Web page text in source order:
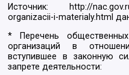
Источник:
http://
organizacii-i-materialy.html
* Перечень
организаций в
вступившее в законную
запрете деятельности: